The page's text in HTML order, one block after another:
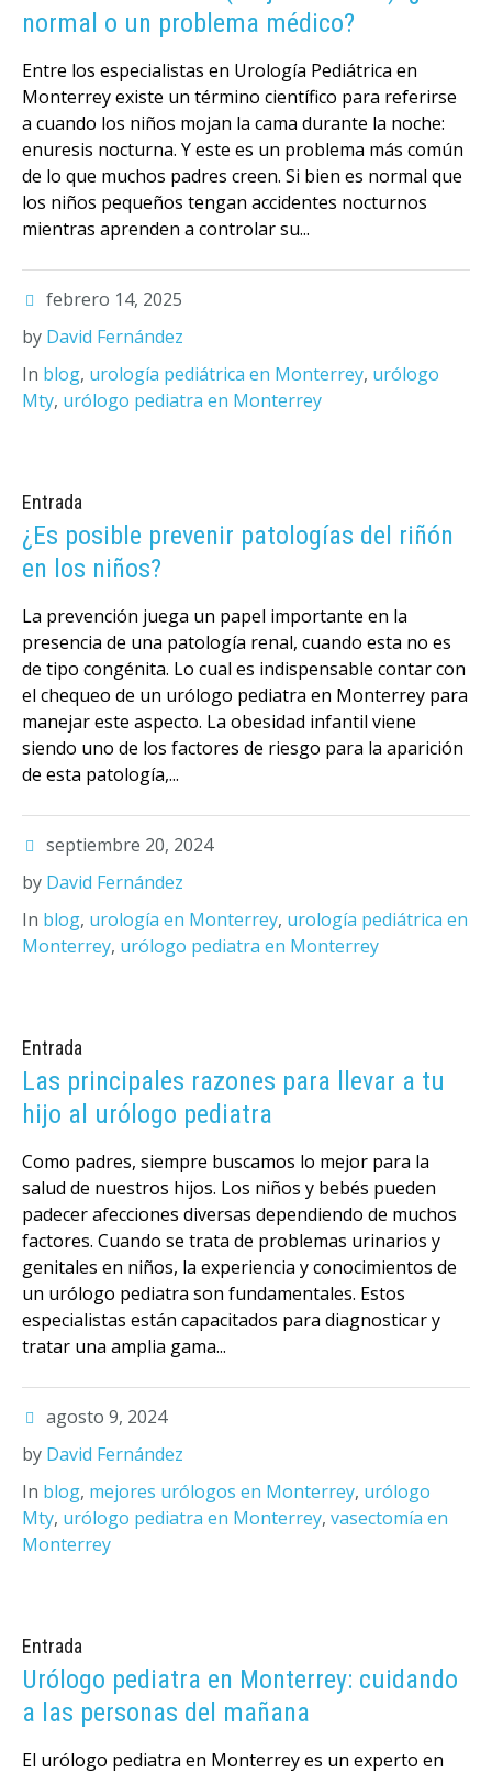
normal o un problema médico?
Entre los especialistas en Urología Pediátrica en
Monterrey existe un término científico para referirse
a cuando los niños mojan la cama durante la noche:
enuresis nocturna. Y este es un problema más común
de lo que muchos padres creen. Si bien es normal que
los niños pequeños tengan accidentes nocturnos
mientras aprenden a controlar su...
febrero 14, 2025
by David Fernández
In blog, urología pediátrica en Monterrey, urólogo
Mty, urólogo pediatra en Monterrey
Entrada
¿Es posible prevenir patologías del riñón
en los niños?
La prevención juega un papel importante en la
presencia de una patología renal, cuando esta no es
de tipo congénita. Lo cual es indispensable contar con
el chequeo de un urólogo pediatra en Monterrey para
manejar este aspecto. La obesidad infantil viene
siendo uno de los factores de riesgo para la aparición
de esta patología,...
septiembre 20, 2024
by David Fernández
In blog, urología en Monterrey, urología pediátrica en
Monterrey, urólogo pediatra en Monterrey
Entrada
Las principales razones para llevar a tu
hijo al urólogo pediatra
Como padres, siempre buscamos lo mejor para la
salud de nuestros hijos. Los niños y bebés pueden
padecer afecciones diversas dependiendo de muchos
factores. Cuando se trata de problemas urinarios y
genitales en niños, la experiencia y conocimientos de
un urólogo pediatra son fundamentales. Estos
especialistas están capacitados para diagnosticar y
tratar una amplia gama...
agosto 9, 2024
by David Fernández
In blog, mejores urólogos en Monterrey, urólogo
Mty, urólogo pediatra en Monterrey, vasectomía en
Monterrey
Entrada
Urólogo pediatra en Monterrey: cuidando
a las personas del mañana
El urólogo pediatra en Monterrey es un experto en